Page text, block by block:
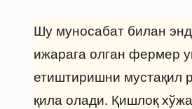
Шу муносабат билан
ижарага олган фермер
етиштиришни мустақил
қила олади. Қишлоқ